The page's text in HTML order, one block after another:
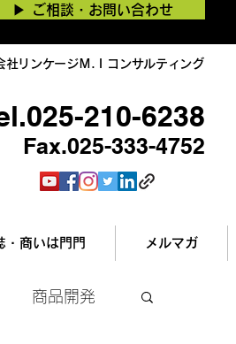
▶︎ ご相談・お問い合わせ
リンケージＭ.Ｉコンサルティング
210-6238
Fax.025-333-4752
・商いは門門 メルマガ
商品開発